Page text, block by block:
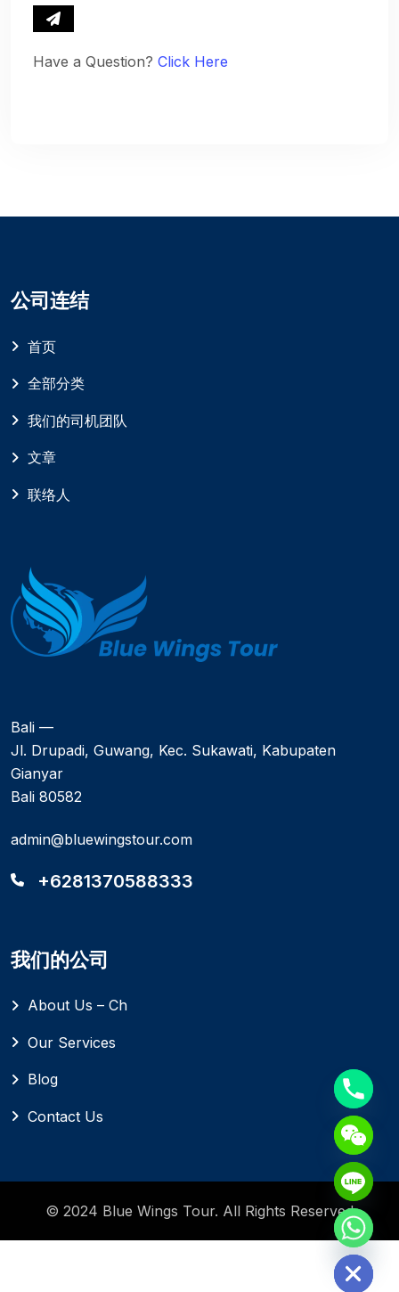
Have a Question? Click Here
公司连结
首页
全部分类
我们的司机团队
文章
联络人
Bali —
Jl. Drupadi, Guwang, Kec. Sukawati, Kabupaten
Gianyar
Bali 80582
admin@bluewingstour.com
+6281370588333
我们的公司
About Us – Ch
Our Services
Blog
Contact Us
© 2024 Blue Wings Tour. All Rights Reserved
Hide chaty